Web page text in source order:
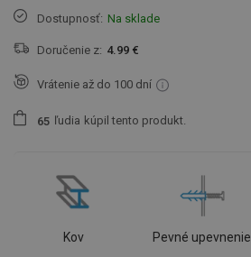
Dostupnosť: Na sklade
Doručenie z: 4.99 €
Vrátenie až do 100 dní
65 ľudia kúpil tento produkt.
Kov Pevné upevnenie